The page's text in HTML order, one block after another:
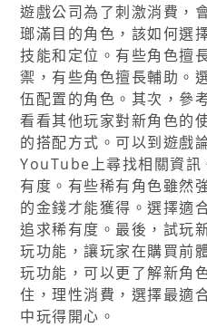
遊戲公司為了刺激消費，
瑯滿目的角色，該如何選
技能和定位。有些角色擅
禦，有些角色擅長輔助。
伍配置的角色。其次，參
看看其他玩家對新角色的
的搭配方式。可以到遊戲
YouTube上尋找相關資訊
有度。有些稀有角色雖然
的金錢才能獲得。選擇適
追求稀有度。最後，試玩
玩功能，讓玩家在購買前
玩功能，可以更了解新角
住，理性消費，選擇最適
中玩得開心。